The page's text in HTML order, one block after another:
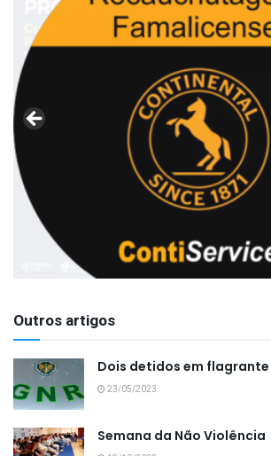
Outros artigos
Dois detidos em flagrante
23/05/2023
Semana da Não Violência